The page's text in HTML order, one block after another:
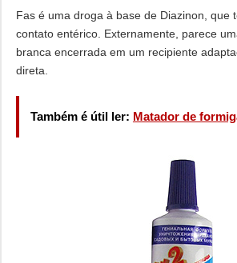
Fas é uma droga à base de Diazinon, que
contato entérico. Externamente, parece
branca encerrada em um recipiente
direta.
Também é útil ler: Matador de